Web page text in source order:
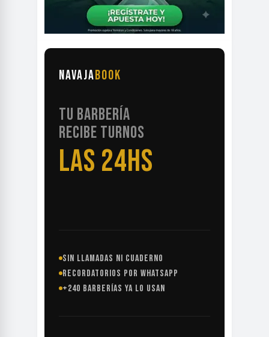
NAVAJABOOK
TU BARBERÍA
RECIBE TURNOS
LAS 24HS
SIN LLAMADAS NI CUADERNO
RECORDATORIOS POR WHATSAPP
+240 BARBERÍAS YA LO USAN